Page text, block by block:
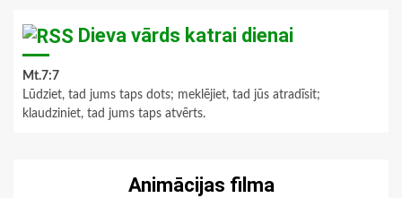
Dieva vārds katrai dienai
Mt.7:7
Lūdziet, tad jums taps dots; meklējiet, tad jūs atradīsit;
klaudziniet, tad jums taps atvērts.
Animācijas filma